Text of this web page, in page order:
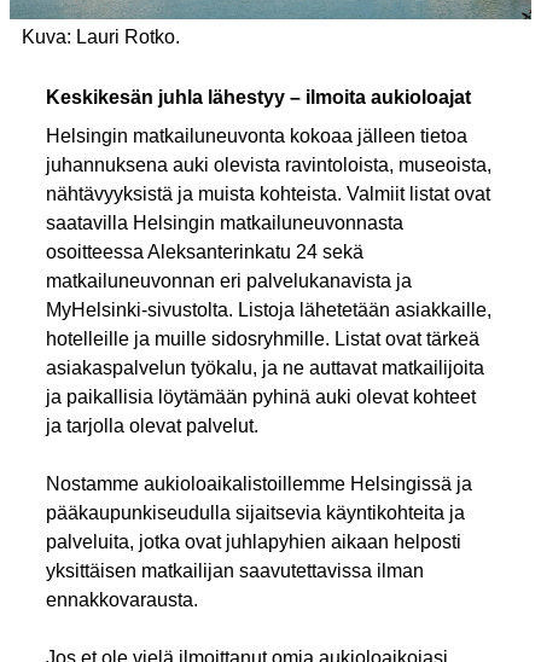
Kuva: Lauri Rotko.
Keskikesän juhla lähestyy – ilmoita aukioloajat
Helsingin matkailuneuvonta kokoaa jälleen tietoa
juhannuksena auki olevista ravintoloista, museoista,
nähtävyyksistä ja muista kohteista. Valmiit listat ovat
saatavilla Helsingin matkailuneuvonnasta
osoitteessa Aleksanterinkatu 24 sekä
matkailuneuvonnan eri palvelukanavista ja
MyHelsinki-sivustolta. Listoja lähetetään asiakkaille,
hotelleille ja muille sidosryhmille. Listat ovat tärkeä
asiakaspalvelun työkalu, ja ne auttavat matkailijoita
ja paikallisia löytämään pyhinä auki olevat kohteet
ja tarjolla olevat palvelut.
Nostamme aukioloaikalistoillemme Helsingissä ja
pääkaupunkiseudulla sijaitsevia käyntikohteita ja
palveluita, jotka ovat juhlapyhien aikaan helposti
yksittäisen matkailijan saavutettavissa ilman
ennakkovarausta.
Jos et ole vielä ilmoittanut omia aukioloaikojasi